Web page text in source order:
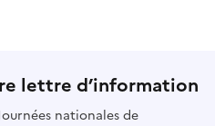
lettre d’information
nationales de